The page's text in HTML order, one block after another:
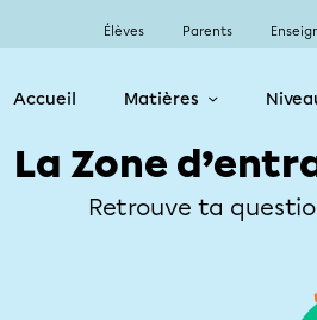
Élèves Parents
Accueil Matières
La Zone
Retrouve ta